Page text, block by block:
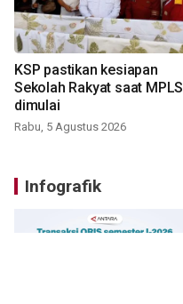
KSP pastikan kesiapan
Sekolah Rakyat saat MPLS
dimulai
Rabu, 5 Agustus 2026
Infografik